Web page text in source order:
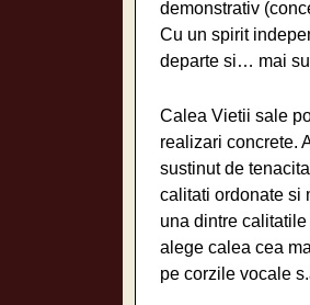
demonstrativ
Cu un spirit
departe si… mai
Calea Vietii sale
realizari concrete.
sustinut de
calitati ordonate si
una dintre
alege calea cea
pe corzile vocale